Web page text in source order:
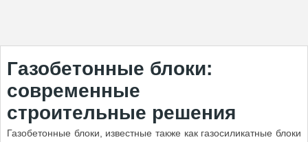
Газобетонные блоки:
современные
строительные решения
Газобетонные блоки, известные также как газосиликатные блоки